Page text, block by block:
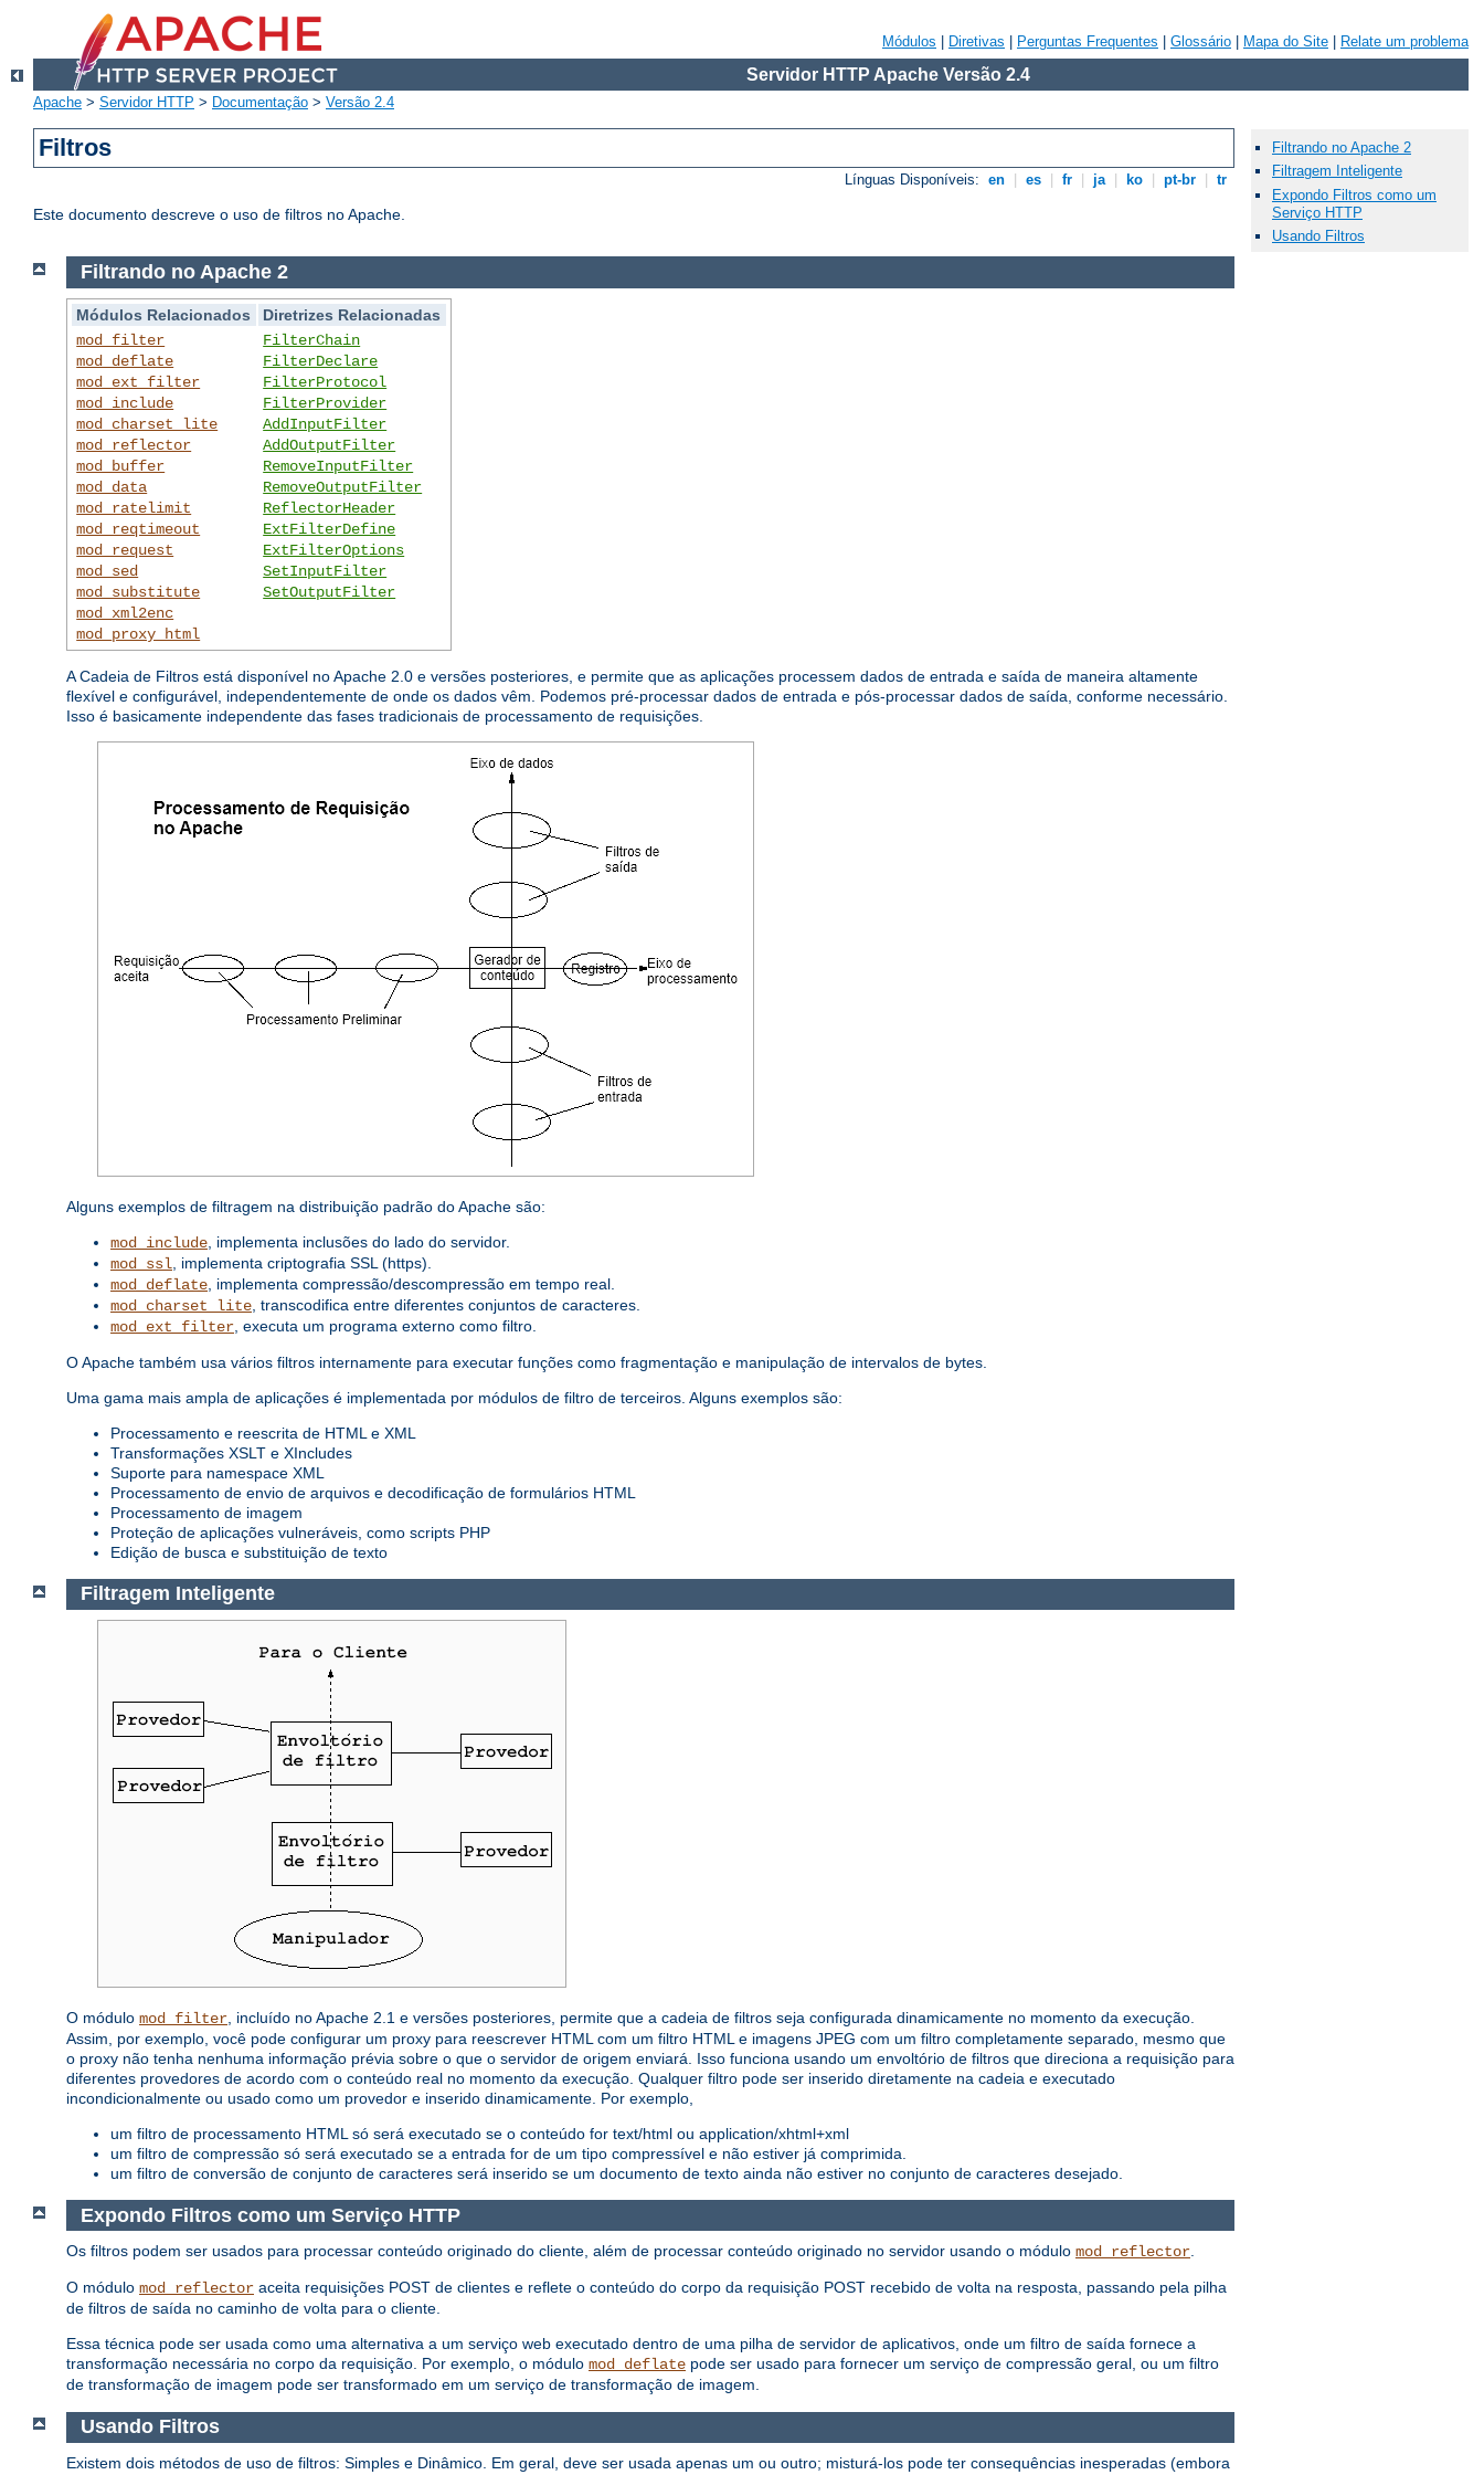
Módulos Diretivas Perguntas Frequentes Glossário Mapa do Site Relate um problema
Servidor HTTP Apache Versão 2.4
Apache > Servidor HTTP > Documentação > Versão 2.4
Filtros
Línguas Disponíveis: en es fr ja ko pt-br tr
Este documento descreve o uso de filtros no Apache.
Filtrando no Apache 2
Módulos Relacionados
Diretrizes Relacionadas
mod_filter
mod_deflate
mod_ext_filter
mod_include
mod_charset_lite
mod_reflector
mod_buffer
mod_data
mod_ratelimit
mod_reqtimeout
mod_request
mod_sed
mod_substitute
mod_xml2enc
mod_proxy_html
FilterChain
FilterDeclare
FilterProtocol
FilterProvider
AddInputFilter
AddOutputFilter
RemoveInputFilter
RemoveOutputFilter
ReflectorHeader
ExtFilterDefine
ExtFilterOptions
SetInputFilter
SetOutputFilter
A Cadeia de Filtros está disponível no Apache 2.0 e versões posteriores, e permite que as aplicações processem dados de entrada e saída de maneira altamente
flexível e configurável, independentemente de onde os dados vêm. Podemos pré-processar dados de entrada e pós-processar dados de saída, conforme necessário.
Isso é basicamente independente das fases tradicionais de processamento de requisições.
Alguns exemplos de filtragem na distribuição padrão do Apache são:
mod_include , implementa inclusões do lado do servidor.
mod_ssl , implementa criptografia SSL (https).
mod_deflate , implementa compressão/descompressão em tempo real.
mod_charset_lite , transcodifica entre diferentes conjuntos de caracteres.
mod_ext_filter , executa um programa externo como filtro.
O Apache também usa vários filtros internamente para executar funções como fragmentação e manipulação de intervalos de bytes.
Uma gama mais ampla de aplicações é implementada por módulos de filtro de terceiros. Alguns exemplos são:
Processamento e reescrita de HTML e XML
Transformações XSLT e XIncludes
Suporte para namespace XML
Processamento de envio de arquivos e decodificação de formulários HTML
Processamento de imagem
Proteção de aplicações vulneráveis, como scripts PHP
Edição de busca e substituição de texto
Filtragem Inteligente
O módulo mod_filter , incluído no Apache 2.1 e versões posteriores, permite que a cadeia de filtros seja configurada dinamicamente no momento da execução.
Assim, por exemplo, você pode configurar um proxy para reescrever HTML com um filtro HTML e imagens JPEG com um filtro completamente separado, mesmo que
o proxy não tenha nenhuma informação prévia sobre o que o servidor de origem enviará. Isso funciona usando um envoltório de filtros que direciona a requisição para
diferentes provedores de acordo com o conteúdo real no momento da execução. Qualquer filtro pode ser inserido diretamente na cadeia e executado
incondicionalmente ou usado como um provedor e inserido dinamicamente. Por exemplo,
um filtro de processamento HTML só será executado se o conteúdo for text/html ou application/xhtml+xml
um filtro de compressão só será executado se a entrada for de um tipo compressível e não estiver já comprimida.
um filtro de conversão de conjunto de caracteres será inserido se um documento de texto ainda não estiver no conjunto de caracteres desejado.
Expondo Filtros como um Serviço HTTP
Os filtros podem ser usados ​​para processar conteúdo originado do cliente, além de processar conteúdo originado no servidor usando o módulo mod_reflector.
O módulo mod_reflector aceita requisições POST de clientes e reflete o conteúdo do corpo da requisição POST recebido de volta na resposta, passando pela pilha
de filtros de saída no caminho de volta para o cliente.
Essa técnica pode ser usada como uma alternativa a um serviço web executado dentro de uma pilha de servidor de aplicativos, onde um filtro de saída fornece a
transformação necessária no corpo da requisição. Por exemplo, o módulo mod_deflate pode ser usado para fornecer um serviço de compressão geral, ou um filtro
de transformação de imagem pode ser transformado em um serviço de transformação de imagem.
Usando Filtros
Existem dois métodos de uso de filtros: Simples e Dinâmico. Em geral, deve ser usada apenas um ou outro; misturá-los pode ter consequências inesperadas (embora
Filtrando no Apache 2
Filtragem Inteligente
Expondo Filtros como um
Serviço HTTP
Usando Filtros